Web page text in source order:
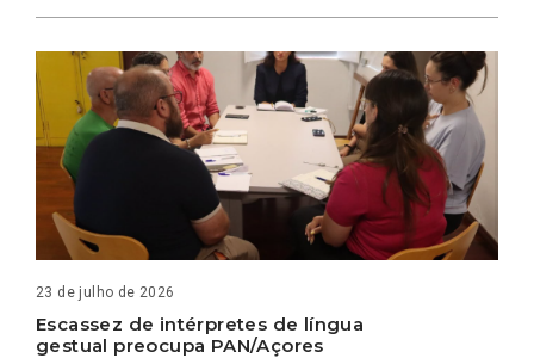
23 de julho de 2026
Escassez de intérpretes de língua
gestual preocupa PAN/Açores